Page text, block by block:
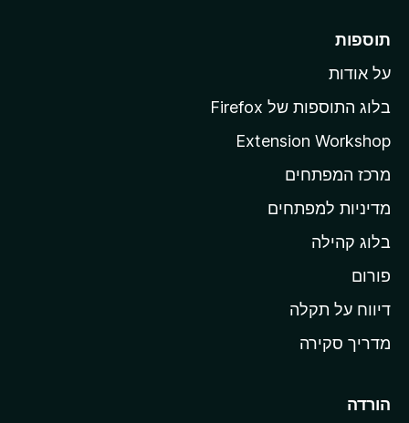
ד
ף
ב
י
ת
ל
M
i
l
תוספות
על אודות
בלוג התוספות של Firefox
Extension Workshop
מרכז המפתחים
מדיניות למפתחים
בלוג קהילה
פורום
דיווח על תקלה
מדריך סקירה
הורדה